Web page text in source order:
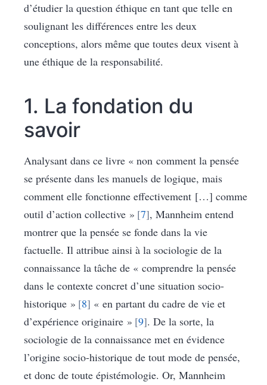
d’étudier la question éthique en tant que telle en
soulignant les différences entre les deux
conceptions, alors même que toutes deux visent à
une éthique de la responsabilité.
1. La fondation du
savoir
Analysant dans ce livre « non comment la pensée
se présente dans les manuels de logique, mais
comment elle fonctionne effectivement […] comme
outil d’action collective » 7 , Mannheim entend
montrer que la pensée se fonde dans la vie
factuelle. Il attribue ainsi à la sociologie de la
connaissance la tâche de « comprendre la pensée
dans le contexte concret d’une situation socio-
historique » 8 « en partant du cadre de vie et
d’expérience originaire » 9 . De la sorte, la
sociologie de la connaissance met en évidence
l’origine socio-historique de tout mode de pensée,
et donc de toute épistémologie. Or, Mannheim